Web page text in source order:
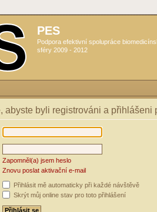
PES
Podpora efektivní spolupráce
sféry 2009 - 2012
abyste byli registrováni a přihlášeni
Zapomněl(a) jsem heslo
Znovu poslat aktivační e-mail
Přihlásit mě automaticky při každé návštěvě
Skrýt můj online stav pro toto přihlášení